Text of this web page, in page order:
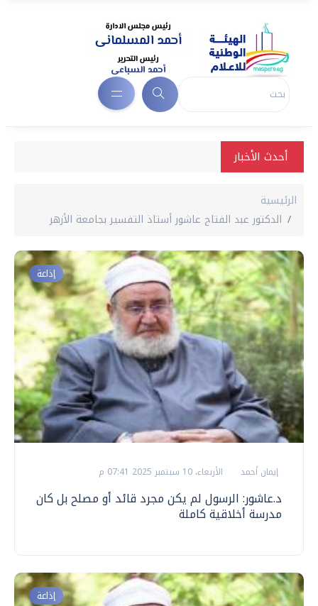
أحدث الأخبار
الرئيسية
الدكتور عبد الفتاح عاشور أستاذ التفسير بجامعة الأزهر
إذاعة
إيمان أحمد الأربعاء، 10 سبتمبر 2025 07:41 م
د.عاشور: الرسول لم يكن مجرد قائد أو مصلح بل كان
مدرسة أخلاقية كاملة
إذاعة